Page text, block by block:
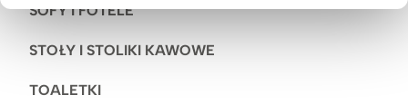
SOFY I FOTELE
STOŁY I STOLIKI KAWOWE
TOALETKI